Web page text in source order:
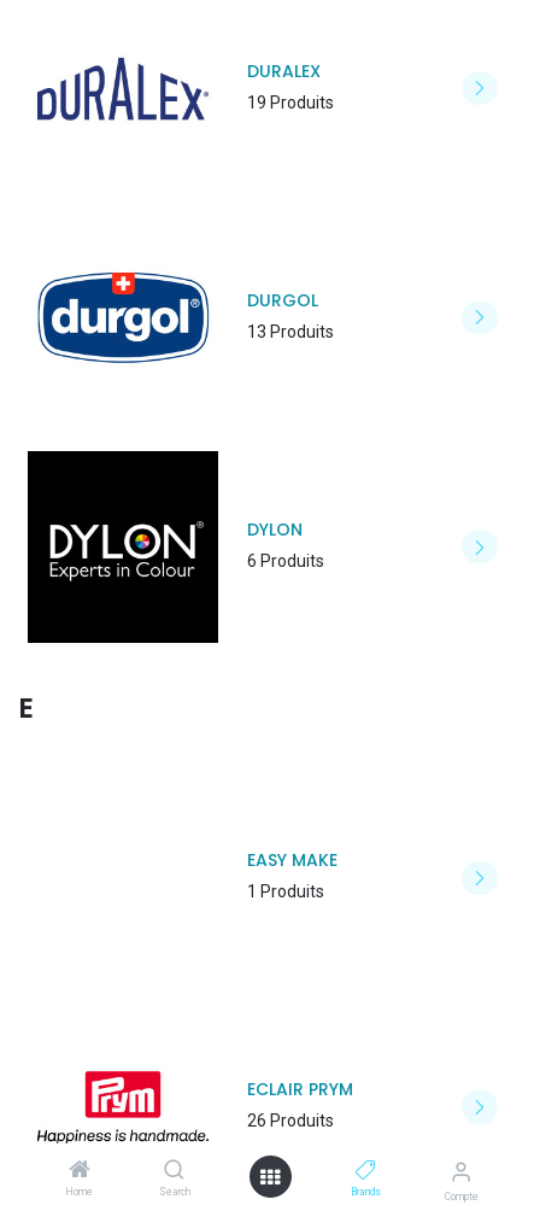
Home Search Brands Compte
DURALEX
19 Produits
DURGOL
13 Produits
DYLON
6 Produits
E
EASY MAKE
1 Produits
ECLAIR PRYM
26 Produits